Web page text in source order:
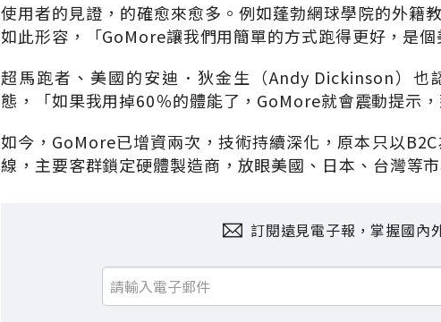
使用者的見證，的確愈來愈多。例如蓬勃網球學院的外籍
如此形容，「GoMore讓我們用簡單的方式跑得更好，是個
超馬跑者、美國的安迪．狄金生（Andy Dickinson）也
態，「如果我用掉60％的體能了，GoMore就會震動提示
如今，GoMore已增資兩次，技術持續深化，原本只以
線，主要客群鎖定硬體製造商，放眼美國、日本、台灣等
訂閱遠見電子報，掌握國內